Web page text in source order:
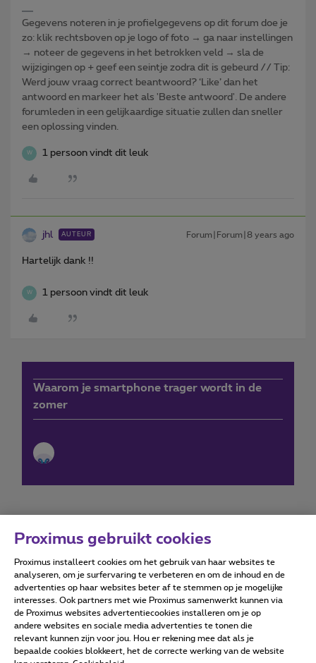
Gegevens noteren in je profielgegevens op dit forum doe je
zo: klik rechtsboven op je logo of foto → ga naar instellingen
→ noteer de gegevens in het betrokken veld → sla de
wijzigingen op + geef een seintje zodra dit is gebeurd // Tip:
Werd jouw vraag correct beantwoord? ‘Like’ dan het
antwoord en markeer het als 'Beste antwoord'. De andere
forumleden in een gelijkaardige situatie zullen dan sneller
een oplossing vinden.
W 1 persoon vindt dit leuk
jhl AUTEUR Forum|Forum|8 years ago
Hartelijk dank !!
W 1 persoon vindt dit leuk
Waarom je smartphone trager wordt in de
zomer
Forumvoorwaarden Accessibility statement
Alle rechten voorbehouden. © Proximus
Proximus gebruikt cookies
Proximus installeert cookies om het gebruik van haar websites te
analyseren, om je surfervaring te verbeteren en om de inhoud en de
advertenties op haar websites beter af te stemmen op je mogelijke
interesses. Ook partners met wie Proximus samenwerkt kunnen via
de Proximus websites advertentiecookies installeren om je op
andere websites en sociale media advertenties te tonen die
relevant kunnen zijn voor jou. Hou er rekening mee dat als je
bepaalde cookies blokkeert, het de correcte werking van de website